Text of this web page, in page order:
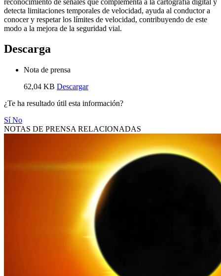
detecta limitaciones temporales de velocidad, ayuda al conductor a
conocer y respetar los límites de velocidad, contribuyendo de este
modo a la mejora de la seguridad vial.
Descarga
Nota de prensa
62,04 KB Descargar
¿Te ha resultado útil esta información?
SíNo
NOTAS DE PRENSA RELACIONADAS